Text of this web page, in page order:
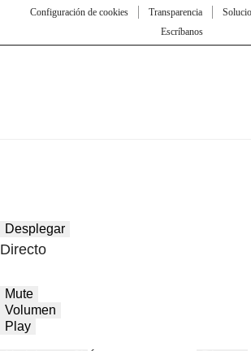
Configuración de cookies
Transparencia
Escríbanos
Desplegar
Directo
Mute
Volumen
Play